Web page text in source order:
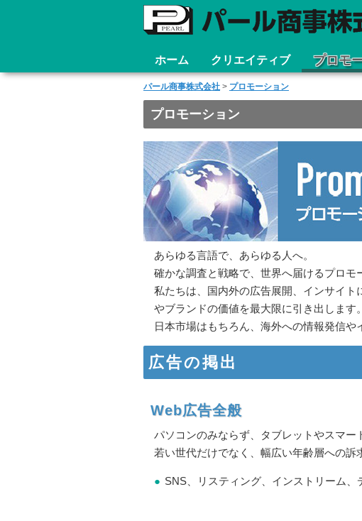
メインメニュー
コ
ン
テ
ン
へ
移
動
ホーム クリエイティブ プロモ
パール商事株式会社 > プロモーション
プロモーション
あらゆる言語で、あらゆる人へ。
確かな調査と戦略で、世界へ届けるプロモ
私たちは、国内外の広告展開、インサイ
やブランドの価値を最大限に引き出します。
日本市場はもちろん、海外への情報発信
広告の掲出
Web広告全般
パソコンのみならず、タブレットやスマー
若い世代だけでなく、幅広い年齢層への訴
SNS、リスティング、インストリーム